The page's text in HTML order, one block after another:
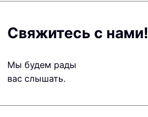
Свяжитесь с нами!
Мы будем рады
вас слышать.